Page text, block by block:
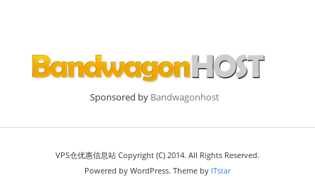
Sponsored by Bandwagonhost
VPS仓优惠信息站 Copyright (C) 2014. All Rights Reserved.
Powered by WordPress. Theme by ITstar